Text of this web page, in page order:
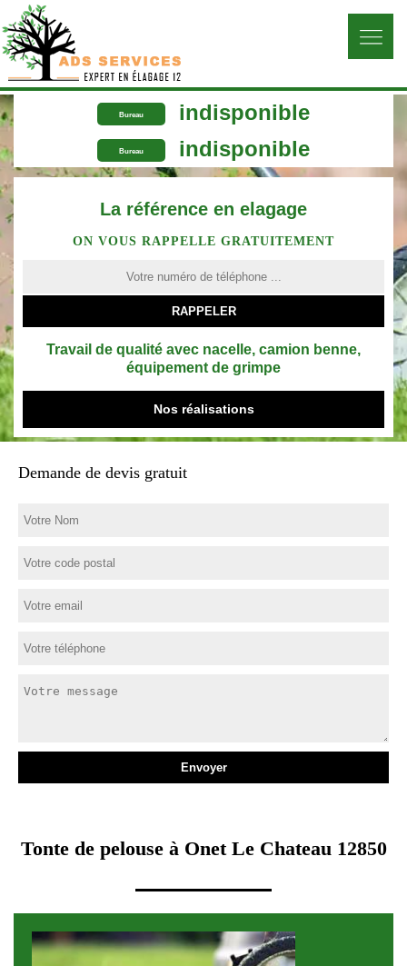
Bureau indisponible
Bureau indisponible
La référence en elagage
ON VOUS RAPPELLE GRATUITEMENT
Travail de qualité avec nacelle, camion benne,
équipement de grimpe
Nos réalisations
Demande de devis gratuit
Tonte de pelouse à Onet Le Chateau 12850